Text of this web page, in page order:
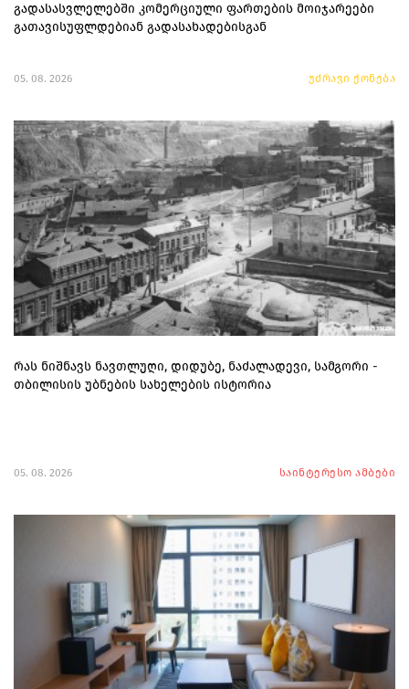
გადასასვლელებში კომერციული ფართების მოიჯარეები
გათავისუფლდებიან გადასახადებისგან
05. 08. 2026 უძრავი ქონება
რას ნიშნავს ნავთლუღი, დიდუბე, ნაძალადევი, სამგორი -
თბილისის უბნების სახელების ისტორია
05. 08. 2026 საინტერესო ამბები